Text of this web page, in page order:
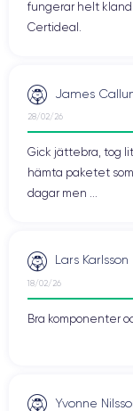
fungerar helt
Certideal.
James
28/02/26
Gick jättebra, tog
hämta paketet
dagar men ...
Lars Karlsson
18/02/26
Bra komponenter
Yvonne